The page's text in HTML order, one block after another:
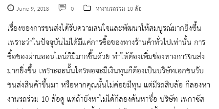
June 9, 2018 0 หางานรถร่วม 10 ล้อ
เรื่องของการขนส่งได้รับความสนใจและพัฒนาให้สมบูรณ์มากยิ่งขึ้น
เพราะว่าในปัจจุบันไม่ได้มีแค่การซื้อของทางร้านค้าทั่วไปเท่านั้น การ
ซื้อของผ่านออนไลน์ก็มีมากขึ้นด้วย ทำให้ต้องเพิ่มช่องทางการขนส่ง
มากยิ่งขึ้น เพราะฉะนั้นใครพอจะมีเงินทุนก็ต้องเป็นบริษัทเอกชนรับ
ขนส่งสินค้าขึ้นมา หรือหากคุณนั้นไม่ค่อยมีทุน แต่มีรถสิบล้อ ก็ลองหา
งานรถร่วม 10 ล้อดู แต่ถ้ายังหาไม่ได้ก็ลองค้นหาชื่อ บริษัท เพกาซัส